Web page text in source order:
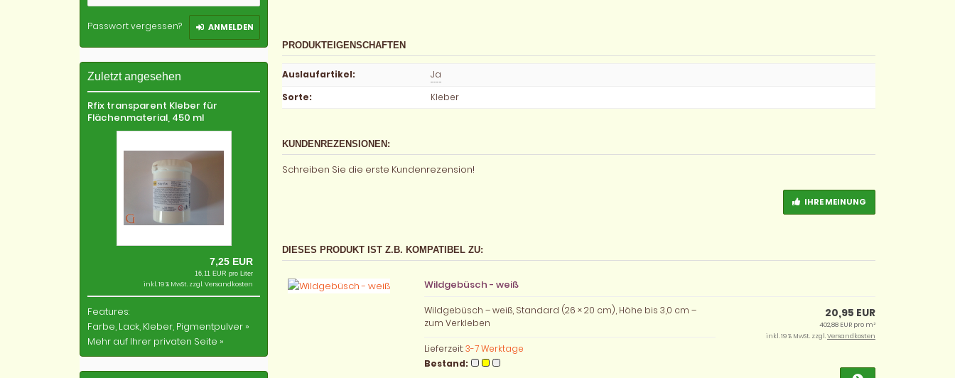
PRODUKTEIGENSCHAFTEN
Auslaufartikel:
Ja
Sorte: Kleber
KUNDENREZENSIONEN:
Schreiben Sie die erste Kundenrezension!
IHRE MEINUNG
DIESES PRODUKT IST Z.B. KOMPATIBEL ZU:
Wildgebüsch - weiß
Wildgebüsch – weiß, Standard (26 × 20 cm), Höhe bis 3,0 cm –
zum Verkleben
Lieferzeit:3-7 Werktage
Bestand:
20,95 EUR
402,88 EUR pro m²
inkl. 19 % MwSt. zzgl.Versandkosten
Passwort vergessen? ANMELDEN
Zuletzt angesehen
Rfix transparent Kleber für
Flächenmaterial, 450 ml
7,25 EUR
16,11 EUR pro Liter
inkl. 19 % MwSt. zzgl.Versandkosten
Features:
Farbe, Lack, Kleber, Pigmentpulver »
Mehr auf Ihrer privaten Seite »